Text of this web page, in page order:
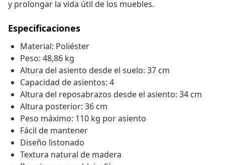
y prolongar la vida útil de los muebles.
Especificaciones
Material: Poliéster
Peso: 48,86 kg
Altura del asiento desde el suelo: 37 cm
Capacidad de asientos: 4
Altura del reposabrazos desde el asiento: 34 cm
Altura posterior: 36 cm
Peso máximo: 110 kg por asiento
Fácil de mantener
Diseño listonado
Textura natural de madera